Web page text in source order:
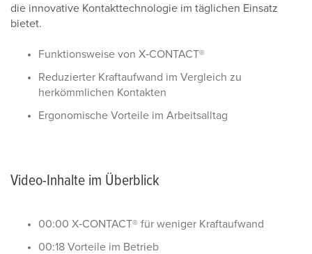
die innovative Kontakttechnologie im täglichen Einsatz
bietet.
Funktionsweise von X‑CONTACT®
Reduzierter Kraftaufwand im Vergleich zu
herkömmlichen Kontakten
Ergonomische Vorteile im Arbeitsalltag
Video-Inhalte im Überblick
00:00 X‑CONTACT® für weniger Kraftaufwand
00:18 Vorteile im Betrieb